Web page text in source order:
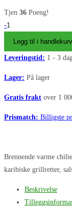
Tjen 36 Poeng!
Habanero
Yellow
chili
frø
-
chili
antall
-
Legg til i handlekurv
Leveringstid: 1 - 3
Lager: På lager
Gratis frakt over 1
Prismatch: Billigste
Brennende varme
karibiske grillretter,
Beskrivelse